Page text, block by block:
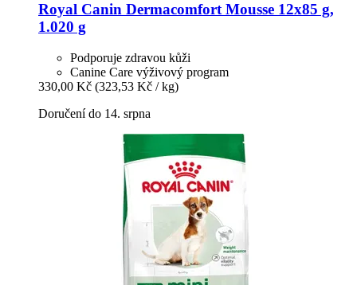
Royal Canin Dermacomfort Mousse 12x85 g,
1.020 g
Podporuje zdravou kůži
Canine Care výživový program
330,00 Kč (323,53 Kč / kg)
Doručení do 14. srpna